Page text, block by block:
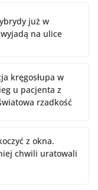
już w
na ulice
kręgosłupa w
u pacjenta z
rzadkość
z okna.
chwili uratowali